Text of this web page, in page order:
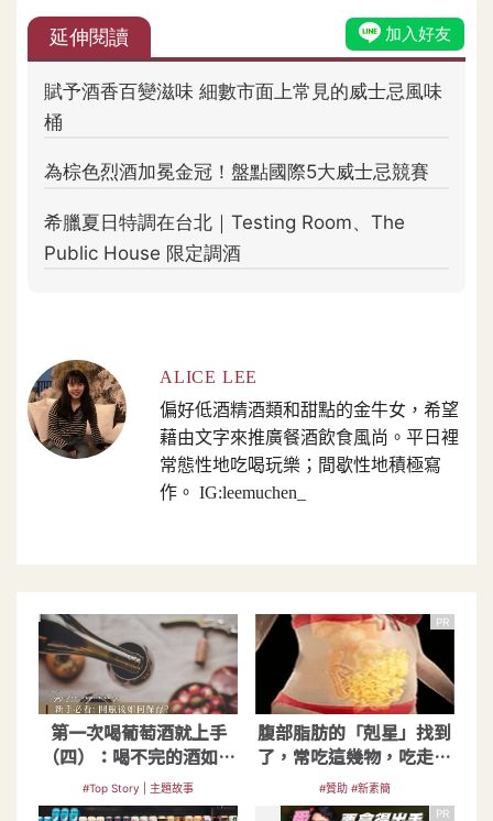
ALICE LEE
偏好低酒精酒類和甜點的金牛女，希望
藉由文字來推廣餐酒飲食風尚。平日裡
常態性地吃喝玩樂；間歇性地積極寫
作。 IG:leemuchen_
第一次喝葡萄酒就上手
（四）：喝不完的酒如何
保存？
#Top Story | 主題故事
PR
腹部脂肪的「剋星」找到
了，常吃這幾物，吃走大
肚囊，瘦出小蠻腰
#贊助 #新素簡
PR